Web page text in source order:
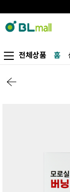
전체상품 홈